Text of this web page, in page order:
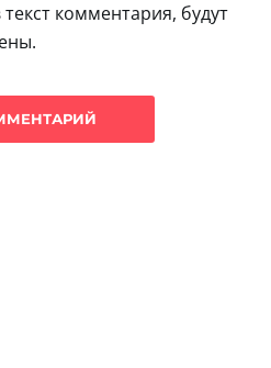
комментария, будут